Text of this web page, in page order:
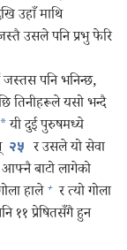
उहाँ माथि
उसले पनि प्रभु फेरि
पनि भनिन्छ,
तिनीहरूले यसो भन्दै
*यी दुई पुरुषमध्ये
२५ र उसले यो सेवा
आफ्नै बाटो लागेको
हाले + र त्यो गोला
११ प्रेषितसँगै हुन